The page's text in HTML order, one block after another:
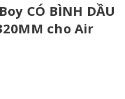
CÓ BÌNH DẦU
cho Air